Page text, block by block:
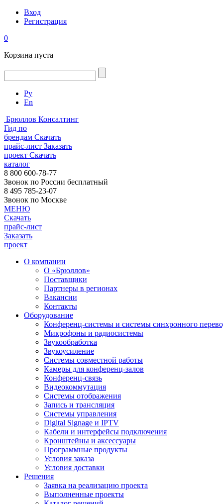
Вход
Регистрация
0
Корзина пуста
Ру
En
Брюллов Консалтинг
Гид по
брендам Скачать
прайс-лист Заказать
проект Скачать
каталог
8 800 600-78-77
Звонок по России бесплатный
8 495 785-23-07
Звонок по Москве
МЕНЮ
Скачать
прайс-лист
Заказать
проект
О компании
О «Брюллов»
Поставщики
Партнеры в регионах
Вакансии
Контакты
Оборудование
Конференц-системы и системы синхронного
Микрофоны и радиосистемы
Звукообработка
Звукоусиление
Системы совместной работы
Камеры для конференц-залов
Конференц-связь
Видеокоммутация
Системы отображения
Запись и трансляция
Системы управления
Digital Signage и IPTV
Кабели и интерфейсы подключения
Кронштейны и аксессуары
Программные продукты
Условия заказа
Условия доставки
Решения
Заявка на реализацию проекта
Выполненные проекты